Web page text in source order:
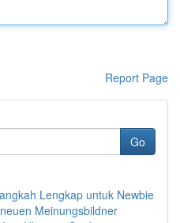
Report Page
Go
Lengkap untuk Newbie
Meinungsbildner